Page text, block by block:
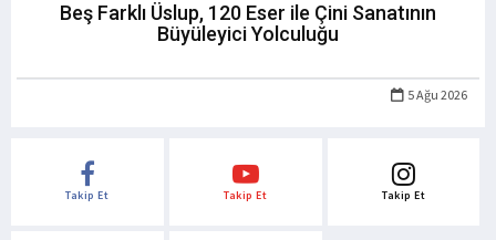
Beş Farklı Üslup, 120 Eser ile Çini Sanatının
Büyüleyici Yolculuğu
5 Ağu 2026
Takip Et Takip Et Takip Et